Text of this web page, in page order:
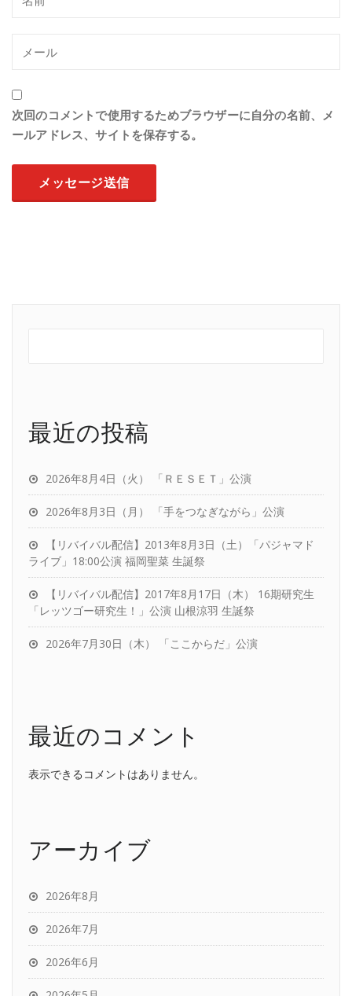
次回のコメントで使用するためブラウザーに自分の名前、メ
ールアドレス、サイトを保存する。
最近の投稿
2026年8月4日（火） 「ＲＥＳＥＴ」公演
2026年8月3日（月） 「手をつなぎながら」公演
【リバイバル配信】2013年8月3日（土）「パジャマド
ライブ」18:00公演 福岡聖菜 生誕祭
【リバイバル配信】2017年8月17日（木） 16期研究生
「レッツゴー研究生！」公演 山根涼羽 生誕祭
2026年7月30日（木） 「ここからだ」公演
最近のコメント
表示できるコメントはありません。
アーカイブ
2026年8月
2026年7月
2026年6月